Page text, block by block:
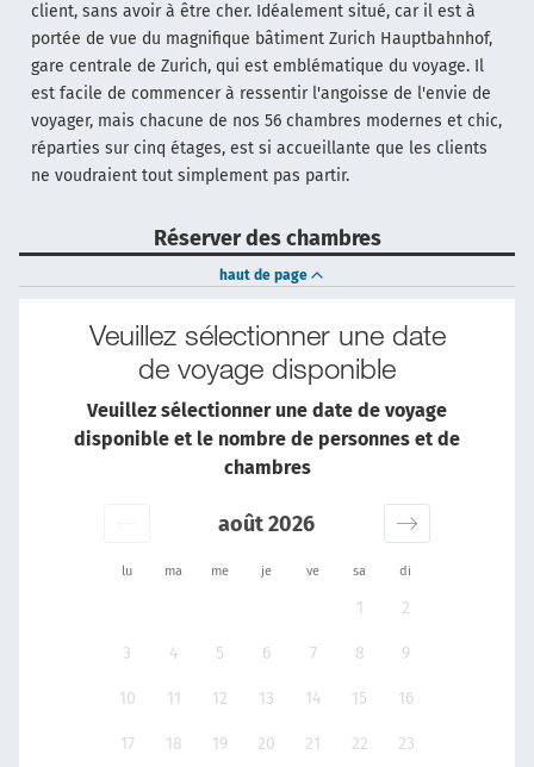
client, sans avoir à être cher. Idéalement situé, car il est à
portée de vue du magnifique bâtiment Zurich Hauptbahnhof,
gare centrale de Zurich, qui est emblématique du voyage. Il
est facile de commencer à ressentir l'angoisse de l'envie de
voyager, mais chacune de nos 56 chambres modernes et chic,
réparties sur cinq étages, est si accueillante que les clients
ne voudraient tout simplement pas partir.
Réserver des chambres
haut de page
Veuillez sélectionner une date
de voyage disponible
Veuillez sélectionner une date de voyage
disponible et le nombre de personnes et de
chambres
lu ma me je ve sa di
août 2026
1 2
3 4 5 6 7 8 9
10 11 12 13 14 15 16
17 18 19 20 21 22 23